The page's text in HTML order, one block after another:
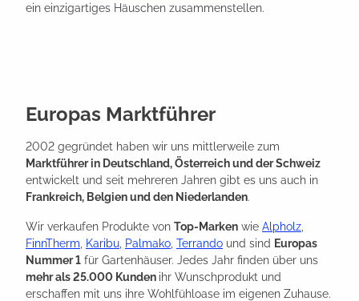
ein einzigartiges Häuschen zusammenstellen.
Europas Marktführer
2002 gegründet haben wir uns mittlerweile zum
Marktführer in Deutschland, Österreich und der Schweiz
entwickelt und seit mehreren Jahren gibt es uns auch in
Frankreich, Belgien und den Niederlanden.
Wir verkaufen Produkte von Top-Marken wie Alpholz
FinnTherm
Karibu Palmako Terrando und sind Europas
Nummer 1 für Gartenhäuser. Jedes Jahr finden über uns
mehr als 25.000 Kunden ihr Wunschprodukt und
erschaffen mit uns ihre Wohlfühloase im eigenen Zuhause.